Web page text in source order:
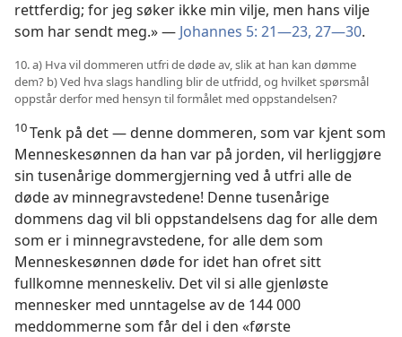
rettferdig; for jeg søker ikke min vilje, men hans vilje
som har sendt meg.» — Johannes 5: 21—23, 27—30.
10. a) Hva vil dommeren utfri de døde av, slik at han kan dømme
dem? b) Ved hva slags handling blir de utfridd, og hvilket spørsmål
oppstår derfor med hensyn til formålet med oppstandelsen?
10Tenk på det — denne dommeren, som var kjent som
Menneskesønnen da han var på jorden, vil herliggjøre
sin tusenårige dommergjerning ved å utfri alle de
døde av minnegravstedene! Denne tusenårige
dommens dag vil bli oppstandelsens dag for alle dem
som er i minnegravstedene, for alle dem som
Menneskesønnen døde for idet han ofret sitt
fullkomne menneskeliv. Det vil si alle gjenløste
mennesker med unntagelse av de 144 000
meddommerne som får del i den «første